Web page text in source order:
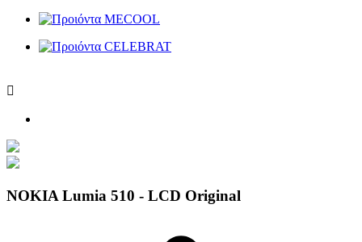

NOKIA Lumia 510 - LCD Original